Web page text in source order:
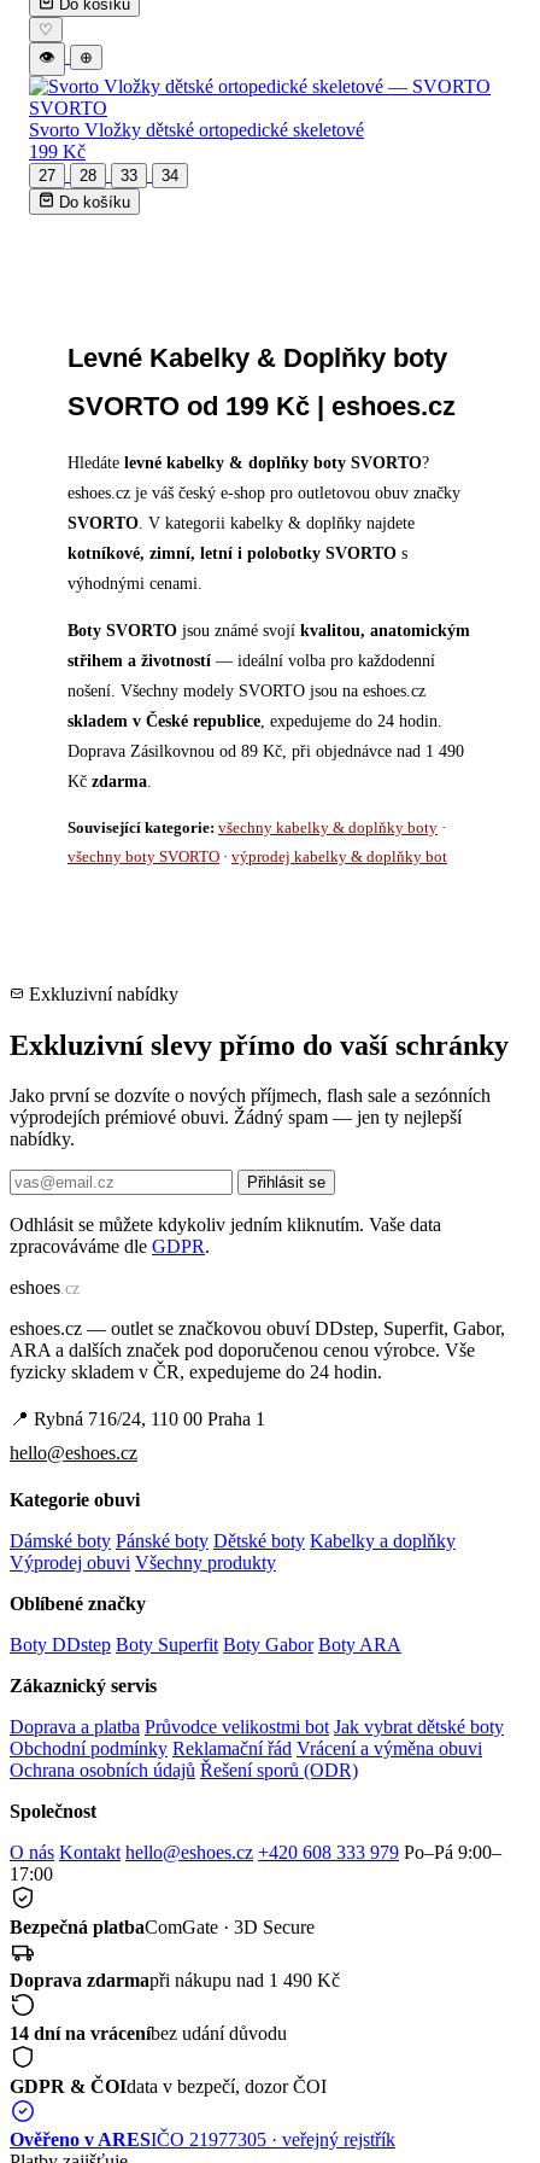
Do košíku
♡
👁
⊕
SVORTO
Svorto Vložky dětské ortopedické skeletové
199 Kč
27 28 33
34
Do košíku
Levné Kabelky & Doplňky boty
SVORTO od 199 Kč | eshoes.cz
Hledáte levné kabelky & doplňky boty SVORTO?
eshoes.cz je váš český e-shop pro outletovou obuv značky
SVORTO . V kategorii kabelky & doplňky najdete
kotníkové, zimní, letní i polobotky SVORTO s
výhodnými cenami.
Boty SVORTO jsou známé svojí kvalitou, anatomickým
střihem a životností — ideální volba pro každodenní
nošení. Všechny modely SVORTO jsou na eshoes.cz
skladem v České republice , expedujeme do 24 hodin.
Doprava Zásilkovnou od 89 Kč, při objednávce nad 1 490
Kč zdarma
Související kategorie: všechny kabelky & doplňky boty ·
všechny boty SVORTO · výprodej kabelky & doplňky bot
Exkluzivní nabídky
Exkluzivní slevy přímo do vaší schránky
Jako první se dozvíte o nových příjmech, flash sale a sezónních
výprodejích prémiové obuvi. Žádný spam — jen ty nejlepší
nabídky.
Přihlásit se
Odhlásit se můžete kdykoliv jedním kliknutím. Vaše data
zpracováváme dle GDPR.
eshoes.cz
eshoes.cz — outlet se značkovou obuví DDstep, Superfit, Gabor,
ARA a dalších značek pod doporučenou cenou výrobce. Vše
fyzicky skladem v ČR, expedujeme do 24 hodin.
📍 Rybná 716/24, 110 00 Praha 1
hello@eshoes.cz
Kategorie obuvi
Dámské boty Pánské boty Dětské boty Kabelky a doplňky
Výprodej obuvi Všechny produkty
Oblíbené značky
Boty DDstep Boty Superfit Boty Gabor Boty ARA
Zákaznický servis
Doprava a platba Průvodce velikostmi bot Jak vybrat dětské boty
Obchodní podmínky Reklamační řád Vrácení a výměna obuvi
Ochrana osobních údajů Řešení sporů (ODR)
Společnost
O nás Kontakt hello@eshoes.cz +420 608 333 979 Po–Pá 9:00–
17:00
Bezpečná platbaComGate · 3D Secure
Doprava zdarmapři nákupu nad 1 490 Kč
14 dní na vráceníbez udání důvodu
GDPR & ČOIdata v bezpečí, dozor ČOI
Ověřeno v ARESIČO 21977305 · veřejný rejstřík